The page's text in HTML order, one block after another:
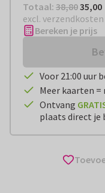
Totaal: € 35,00
Totaal: 38,8035,00
excl. verzendkosten
Bereken je prijs
Voor 21:00 uur
Meer kaarten
Ontvang
plaats direct je